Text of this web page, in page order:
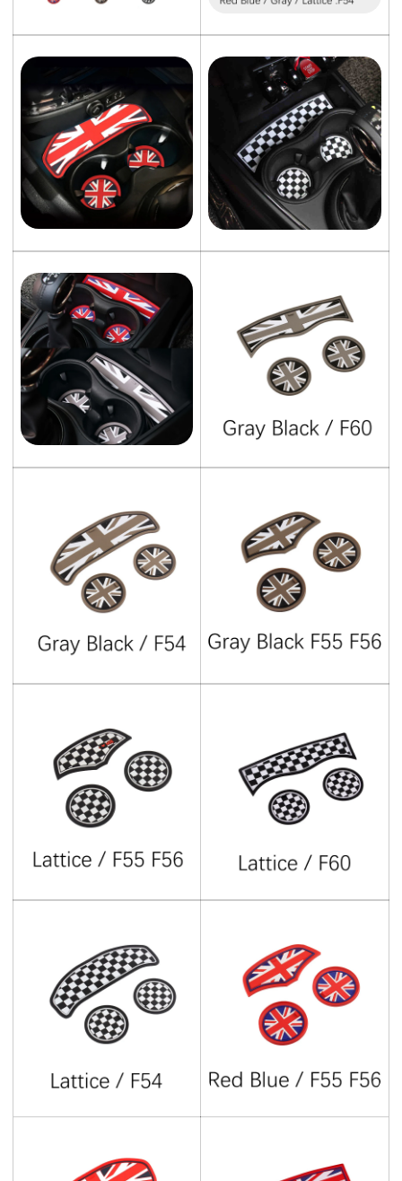
Confirm your age
Are you 18 years old or older?
NO, I'M NOT YES, I AM